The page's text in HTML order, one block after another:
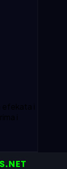
efekata i
i